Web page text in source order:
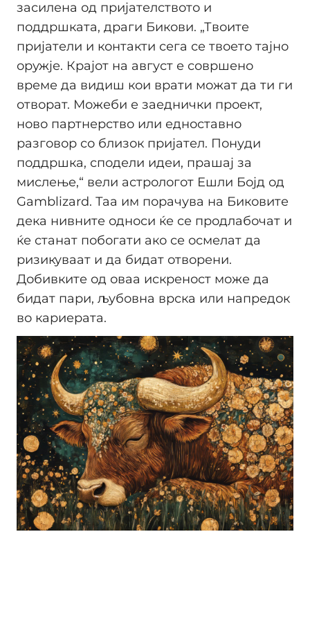
засилена од пријателството и
поддршката, драги Бикови. „Твоите
пријатели и контакти сега се твоето тајно
оружје. Крајот на август е совршено
време да видиш кои врати можат да ти ги
отворат. Можеби е заеднички проект,
ново партнерство или едноставно
разговор со близок пријател. Понуди
поддршка, сподели идеи, прашај за
мислење,“ вели астрологот Ешли Бојд од
Gamblizard. Таа им порачува на Биковите
дека нивните односи ќе се продлабочат и
ќе станат побогати ако се осмелат да
ризикуваат и да бидат отворени.
Добивките од оваа искреност може да
бидат пари, љубовна врска или напредок
во кариерата.